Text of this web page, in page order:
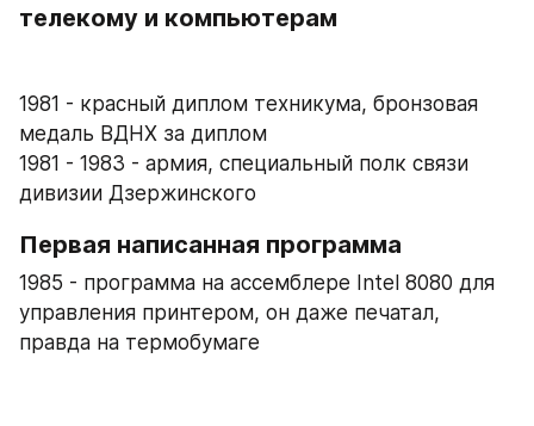
телекому и компьютерам
1981 - красный диплом техникума, бронзовая
медаль ВДНХ за диплом
1981 - 1983 - армия, специальный полк связи
дивизии Дзержинского
Первая написанная программа
1985 - программа на ассемблере Intel 8080 для
управления принтером, он даже печатал,
правда на термобумаге